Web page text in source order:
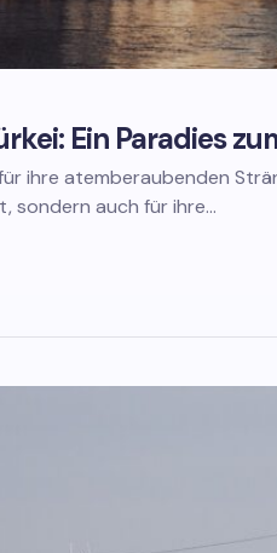
Ein Paradies
ihre atemberaubenden
sondern auch für ihre…